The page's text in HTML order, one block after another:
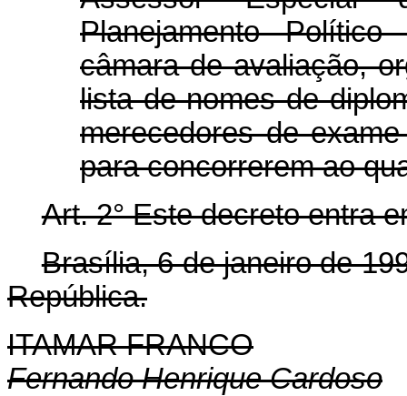
Planejamento
câmara de avaliação,
lista de nomes de
merecedores de
para concorrerem ao
Art. 2° Este decreto entra
Brasília, 6 de janeiro de
República.
ITAMAR FRANCO
Fernando Henrique Cardoso